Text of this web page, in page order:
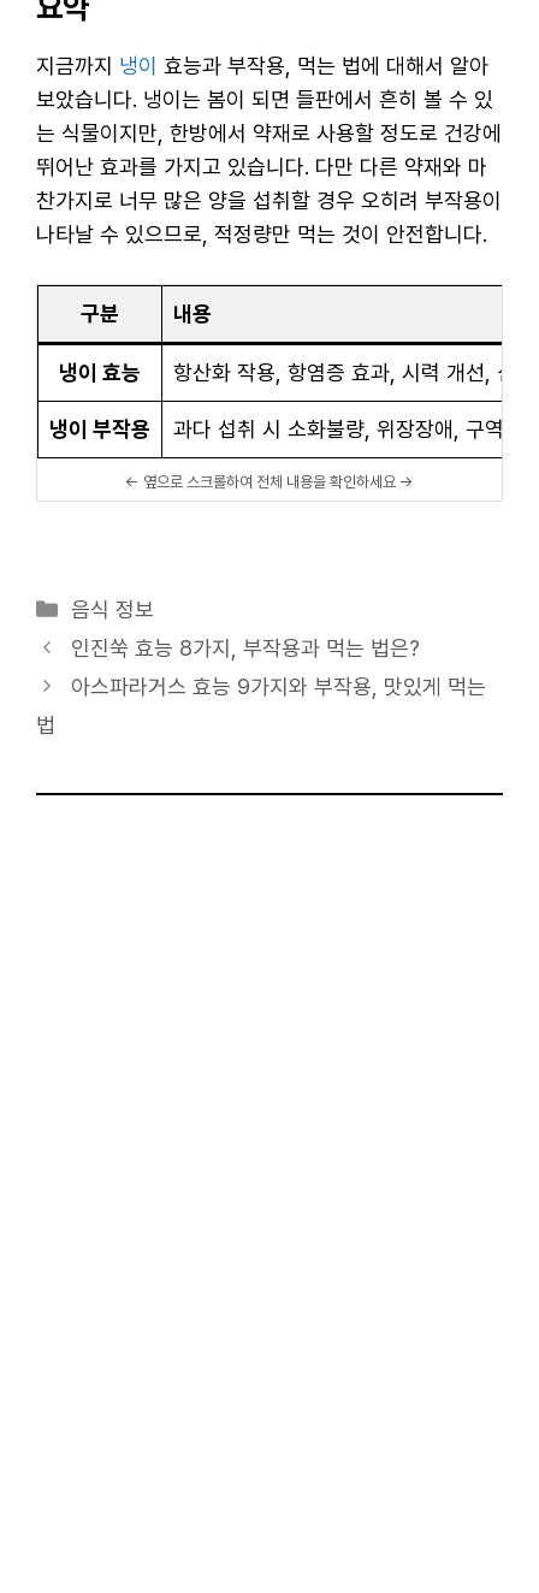
지금까지 냉이
효능과 부작용, 먹는 법에 대해서 알아
보았습니다. 냉이는 봄이 되면 들판에서 흔히 볼 수 있
는 식물이지만, 한방에서 약재로 사용할 정도로 건강에
뛰어난 효과를 가지고 있습니다. 다만 다른 약재와 마
찬가지로 너무 많은 양을 섭취할 경우 오히려 부작용이
나타날 수 있으므로, 적정량만 먹는 것이 안전합니다.
구분 내용
냉이 효능 항산화 작용, 항염증 효과, 시력 개선, 심
냉이 부작용 과다 섭취 시 소화불량, 위장장애, 구역,
카
테
고
음식 정보
인진쑥 효능 8가지, 부작용과 먹는 법은?
아스파라거스 효능 9가지와 부작용, 맛있게 먹는
법